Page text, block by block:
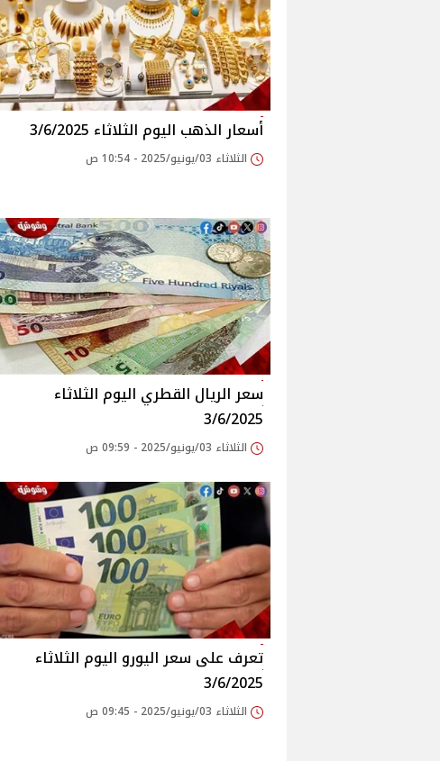
أسعار الذهب اليوم الثلاثاء 3/6/2025
الثلاثاء 03/يونيو/2025 - 10:54 ص
سعر الريال القطري اليوم الثلاثاء
3/6/2025
الثلاثاء 03/يونيو/2025 - 09:59 ص
تعرف على سعر اليورو اليوم الثلاثاء
3/6/2025
الثلاثاء 03/يونيو/2025 - 09:45 ص